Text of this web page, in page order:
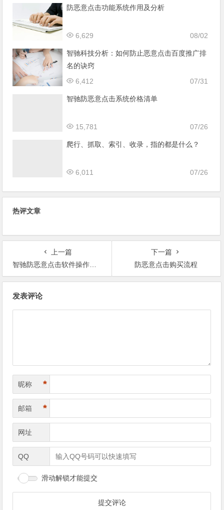
防恶意点击功能系统作用及分析
08/02
6,629
智驰科技分析：如何防止恶意点击百度推广排
名的诀窍
07/31
6,412
智驰防恶意点击系统价格清单
07/26
15,781
爬行、抓取、索引、收录，指的都是什么？
07/26
6,011
热评文章
上一篇
智驰防恶意点击软件操作流程
下一篇
防恶意点击购买流程
发表评论
昵称 *
邮箱 *
网址
QQ
滑动解锁才能提交